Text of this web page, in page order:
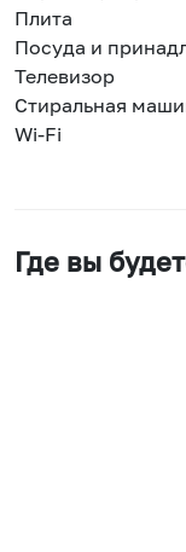
Плита
Посуда и
Телевизор
Стиральная
Wi-Fi
Где вы